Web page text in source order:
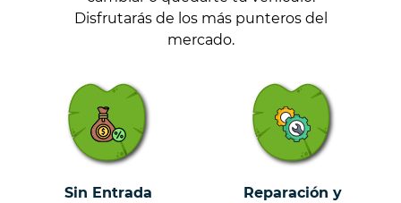
Disfrutarás de los más punteros del
mercado.
Sin Entrada
Reparación y